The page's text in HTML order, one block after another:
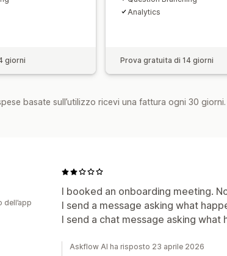
giorni
Analytics
Prova gratuita di 14 giorni
basate sull’utilizzo ricevi una fattura ogni 30 giorni.
I booked an onboarding meeting.
I send a message asking what
I send a chat message asking what
Askflow AI ha risposto 23 aprile 2026